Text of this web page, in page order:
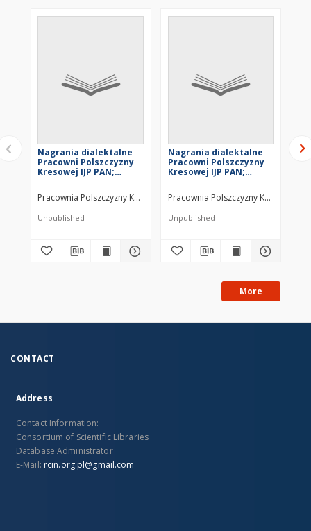
Nagrania dialektalne
Pracowni Polszczyzny
Kresowej IJP PAN;
Pracownia Polszczyzny Kresowej
Unpublished
Nagrania dialektalne
Pracowni Polszczyzny
Kresowej IJP PAN;
Pracownia Polszczyzny Kresowej
Unpublished
More
CONTACT
Address
Contact Information:
Consortium of Scientific Libraries
Database Administrator
E-Mail: rcin.org.pl@gmail.com